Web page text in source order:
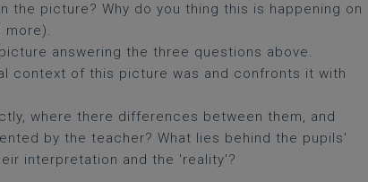
the picture? Why do you thing this is happening on
more).
answering the three questions above.
context of this picture was and confronts it with
where there differences between them, and
by the teacher? What lies behind the pupils'
interpretation and the 'reality'?